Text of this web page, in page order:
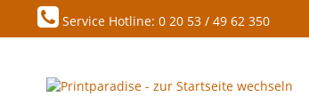
Service Hotline: 0 20 53 / 49 62 350